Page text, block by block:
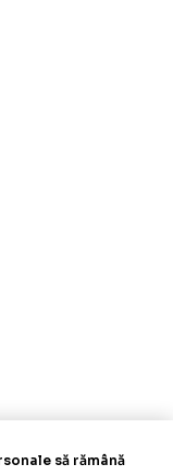
să rămână